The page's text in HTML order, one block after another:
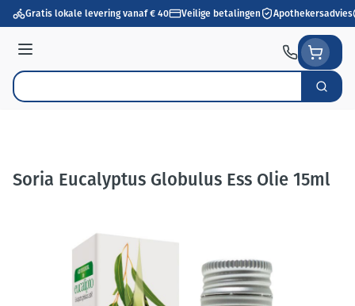
Ga naar de inhoud
Gratis lokale levering vanaf € 40 Veilige betalingen Apothekersadvies
Menu
Product, merk, categorie... Zoek
Soria Eucalyptus Globulus Ess Olie 15ml